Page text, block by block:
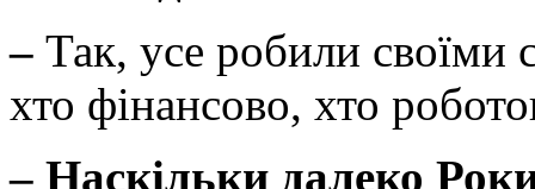
– Так, усе робили
хто фінансово, хто
– Наскільки далеко